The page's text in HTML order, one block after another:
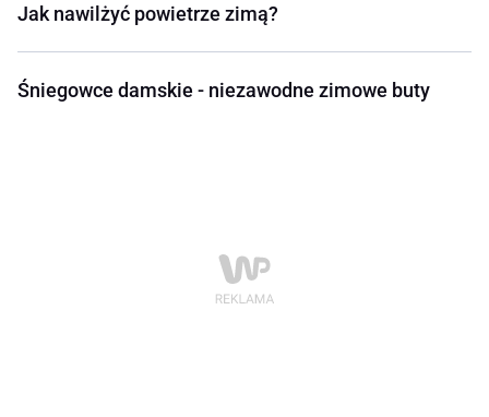
Jak nawilżyć powietrze zimą?
Śniegowce damskie - niezawodne zimowe buty